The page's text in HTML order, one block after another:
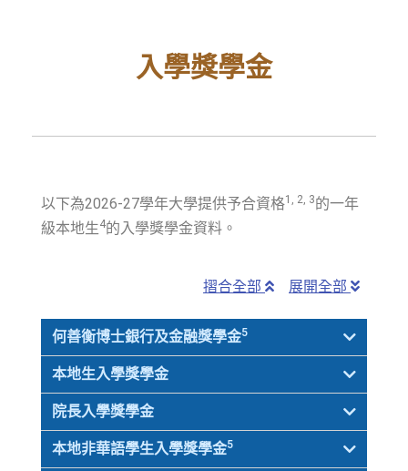
入學獎學金
以下為2026-27學年大學提供予合資格1, 2, 3的一年
級本地生4的入學獎學金資料。
展開全部
摺合全部
何善衡博士銀行及金融獎學金5
本地生入學獎學金
院長入學獎學金
本地非華語學生入學獎學金5